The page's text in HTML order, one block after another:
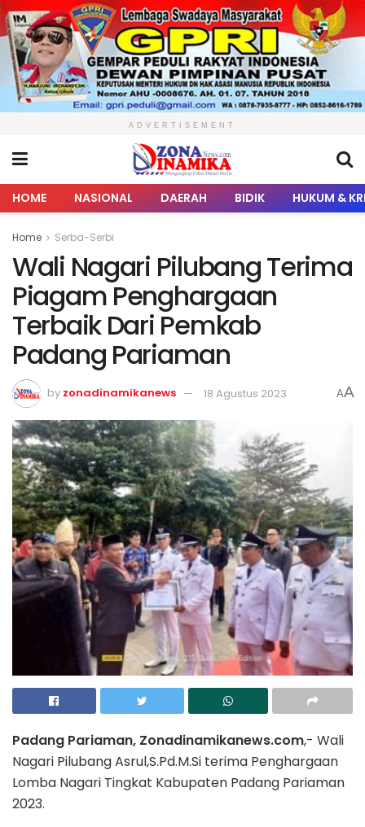
ADVERTISEMENT
HOME NASIONAL DAERAH BIDIK HUKUM &
Home Serba-Serbi
Wali Nagari Pilubang Terima
Piagam Penghargaan
Terbaik Dari Pemkab
Padang Pariaman
by zonadinamikanews 18 Agustus 2023 AA
Padang Pariaman, Zonadinamikanews.com,- Wali
Nagari Pilubang Asrul,S.Pd.M.Si terima Penghargaan
Lomba Nagari Tingkat Kabupaten Padang Pariaman
2023.